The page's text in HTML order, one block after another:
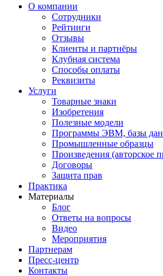
О компании
Сотрудники
Рейтинги
Отзывы
Клиенты и партнёры
Клубная система
Способы оплаты
Реквизиты
Услуги
Товарные знаки
Изобретения
Полезные модели
Программы ЭВМ, базы
Промышленные образцы
Произведения (авторское
Договоры
Защита прав
Практика
Материалы
Блог
Ответы на вопросы
Видео
Мероприятия
Партнерам
Пресс-центр
Контакты